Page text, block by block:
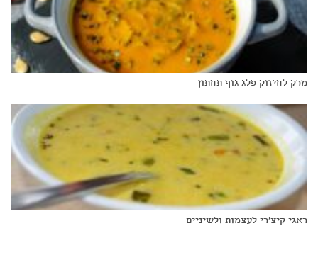
מרק לחיזוק פלג גוף תחתון
ראגי קיצ'רי לעצמות ולשיניים